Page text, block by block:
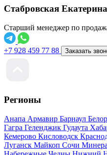
Стабровская Екатерина
Старший менеджер по
+7 928 459 77 88 Заказать
Регионы
Анапа Армавир Барнаул
Гагра Геленджик Гудаута
Кемерово Кисловодск
Луганск Майкоп Сочи